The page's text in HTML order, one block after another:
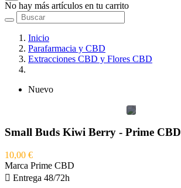
No hay más artículos en tu carrito
Inicio
Parafarmacia y CBD
Extracciones CBD y Flores CBD
Nuevo
Small Buds Kiwi Berry - Prime CBD
10,00 €
Marca Prime CBD
 Entrega 48/72h